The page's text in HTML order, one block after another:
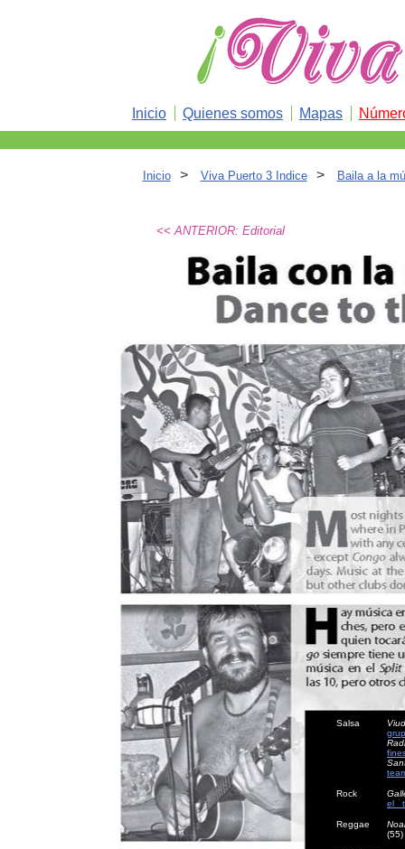
Inicio Quienes somos Mapas
Inicio > Viva Puerto 3 Indice > Baila a la
<< ANTERIOR: Editorial
Salsa
Rock
el_
Reggae